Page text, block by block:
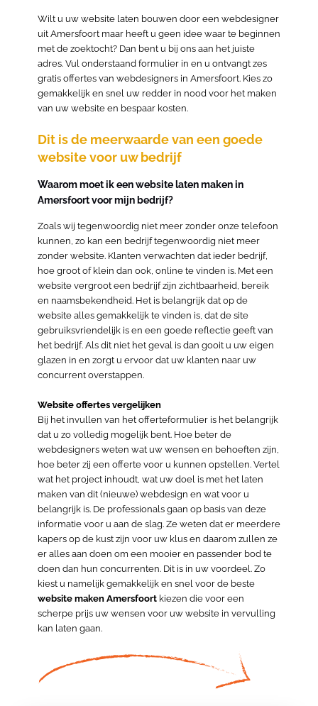
Wilt u uw website laten bouwen door een webdesigner
uit Amersfoort maar heeft u geen idee waar te beginnen
met de zoektocht? Dan bent u bij ons aan het juiste
adres. Vul onderstaand formulier in en u ontvangt zes
gratis offertes van webdesigners in Amersfoort. Kies zo
gemakkelijk en snel uw redder in nood voor het maken
van uw website en bespaar kosten.
Dit is de meerwaarde van een goede
website voor uw bedrijf
Waarom moet ik een website laten maken in
Amersfoort voor mijn bedrijf?
Zoals wij tegenwoordig niet meer zonder onze telefoon
kunnen, zo kan een bedrijf tegenwoordig niet meer
zonder website. Klanten verwachten dat ieder bedrijf,
hoe groot of klein dan ook, online te vinden is. Met een
website vergroot een bedrijf zijn zichtbaarheid, bereik
en naamsbekendheid. Het is belangrijk dat op de
website alles gemakkelijk te vinden is, dat de site
gebruiksvriendelijk is en een goede reflectie geeft van
het bedrijf. Als dit niet het geval is dan gooit u uw eigen
glazen in en zorgt u ervoor dat uw klanten naar uw
concurrent overstappen.
Website offertes vergelijken
Bij het invullen van het offerteformulier is het belangrijk
dat u zo volledig mogelijk bent. Hoe beter de
webdesigners weten wat uw wensen en behoeften zijn,
hoe beter zij een offerte voor u kunnen opstellen. Vertel
wat het project inhoudt, wat uw doel is met het laten
maken van dit (nieuwe) webdesign en wat voor u
belangrijk is. De professionals gaan op basis van deze
informatie voor u aan de slag. Ze weten dat er meerdere
kapers op de kust zijn voor uw klus en daarom zullen ze
er alles aan doen om een mooier en passender bod te
doen dan hun concurrenten. Dit is in uw voordeel. Zo
kiest u namelijk gemakkelijk en snel voor de beste
website maken Amersfoort kiezen die voor een
scherpe prijs uw wensen voor uw website in vervulling
kan laten gaan.